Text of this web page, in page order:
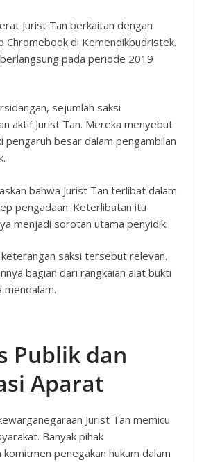
Jurist Tan berkaitan dengan
Chromebook di Kemendikbudristek.
pada periode 2019
sejumlah saksi
aktif Jurist Tan. Mereka menyebut
pengaruh besar dalam pengambilan
bahwa Jurist Tan terlibat dalam
pengadaan. Keterlibatan itu
menjadi sorotan utama penyidik.
saksi tersebut relevan.
bagian dari rangkaian alat bukti
mendalam.
Publik dan
Aparat
Jurist Tan memicu
Banyak pihak
penegakan hukum dalam